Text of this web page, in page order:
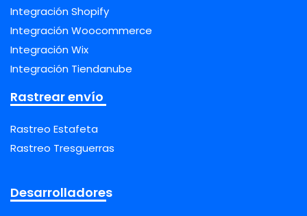
Integración Shopify
Integración Woocommerce
Integración Wix
Integración Tiendanube
Rastrear envío
Rastreo Estafeta
Rastreo Tresguerras
Desarrolladores